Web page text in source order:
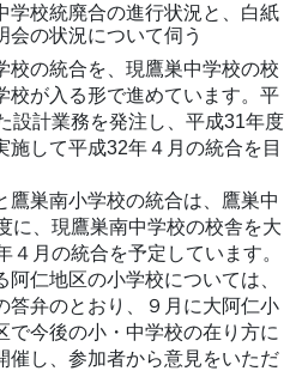
学校統廃合の進行状況と、白紙
会の状況について伺う
校の統合を、現鷹巣中学校の校
校が入る形で進めています。平
設計業務を発注し、平成31年度
施して平成32年４月の統合を目
鷹巣南小学校の統合は、鷹巣中
に、現鷹巣南中学校の校舎を大
４月の統合を予定しています。
仁地区の小学校については、
答弁のとおり、９月に大阿仁小
で今後の小・中学校の在り方に
催し、参加者から意見をいただ